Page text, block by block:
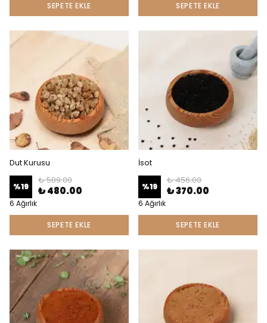
SEPETE EKLE SEPETE EKLE
Dut Kurusu
%19
₺ 589.00
₺ 480.00
6 Ağırlık
SEPETE EKLE
İsot
%19
₺ 456.00
₺ 370.00
6 Ağırlık
SEPETE EKLE